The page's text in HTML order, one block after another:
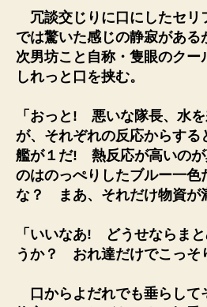
冗談交じりに口にしたセリ
では驚いた感じの静寂がある
次男坊こと自称・隻眼のクー
しれっと口を挟む。
「おっと! 悪いな隊長、水
が、それぞれの反応からする
艦が１だ! 熱反応が高いのが
のはのっぺりしたブルー一色
な？ まあ、それだけ物資が
「いいなあ! どうせならま
うか？ おれ達だけでこっそ
口からよだれでも垂らして